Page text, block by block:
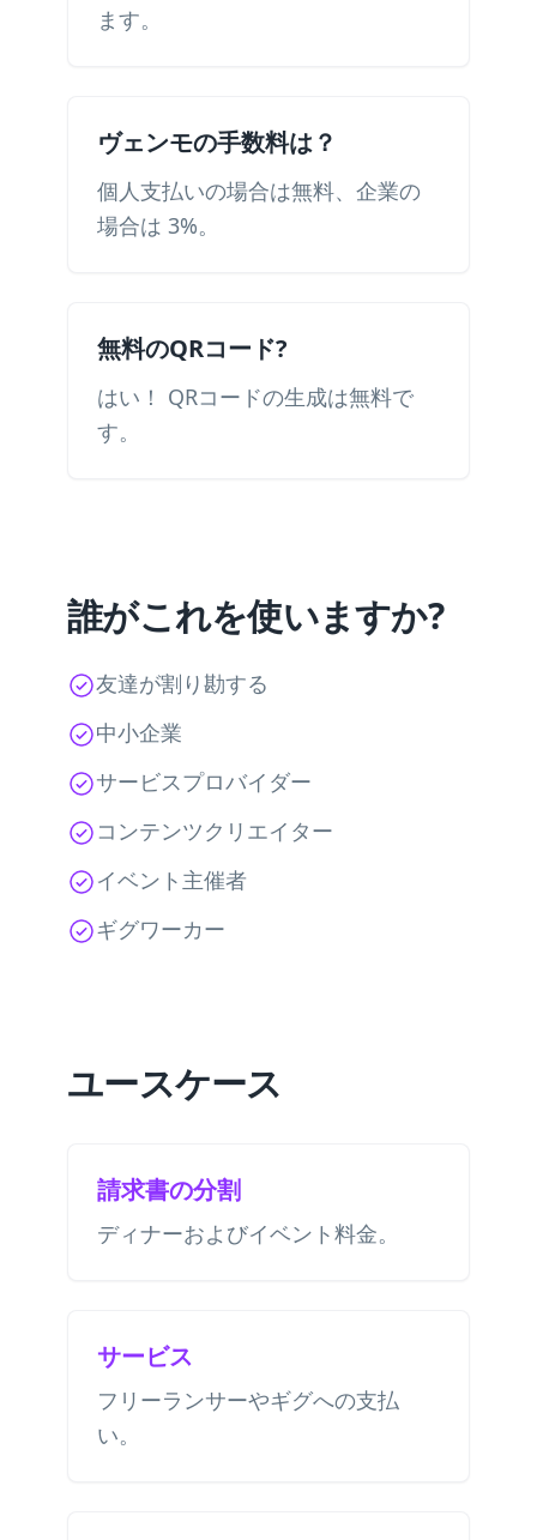
ます。
ヴェンモの手数料は？
個人支払いの場合は無料、企業の
場合は 3%。
無料のQRコード?
はい！ QRコードの生成は無料で
す。
誰がこれを使いますか?
友達が割り勘する
中小企業
サービスプロバイダー
コンテンツクリエイター
イベント主催者
ギグワーカー
ユースケース
請求書の分割
ディナーおよびイベント料金。
サービス
フリーランサーやギグへの支払
い。